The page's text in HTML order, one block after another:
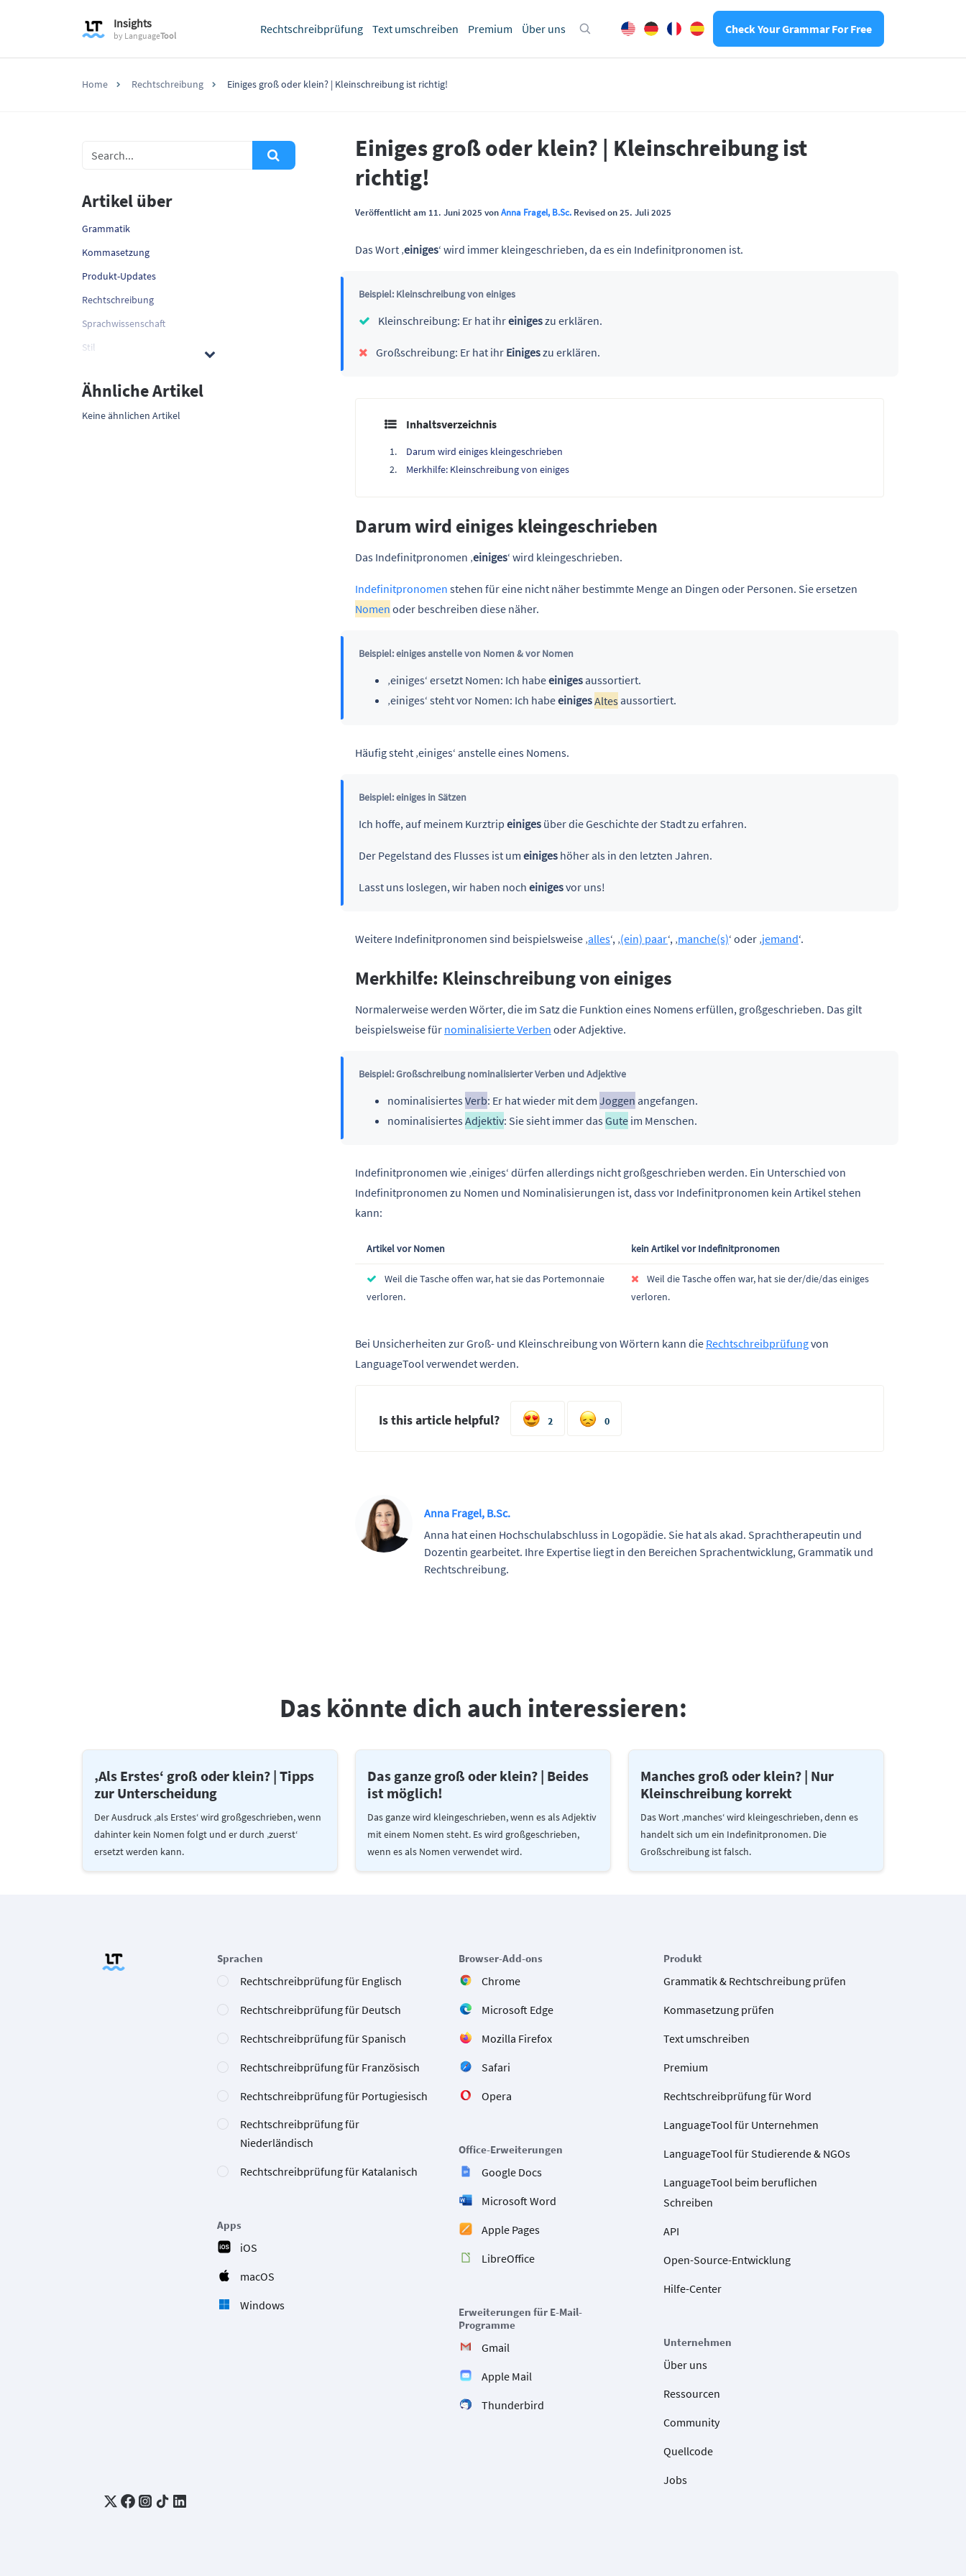
Insights
by LanguageTool Rechtschreibprüfung Text umschreiben Premium Über uns Check Your Grammar For Free
Home Rechtschreibung Einiges groß oder klein? | Kleinschreibung ist richtig!
Einiges groß oder klein? | Kleinschreibung ist
richtig!
Veröffentlicht am 11. Juni 2025 vonAnna Fragel, B.Sc. Revised on 25. Juli 2025
Das Wort ‚einiges‘ wird immer kleingeschrieben, da es ein Indefinitpronomen ist.
Beispiel: Kleinschreibung von einiges
Kleinschreibung: Er hat ihreinigeszu erklären.
Großschreibung: Er hat ihr Einigeszu erklären.
Inhaltsverzeichnis
Darum wird einiges kleingeschrieben
Merkhilfe: Kleinschreibung von einiges
Darum wird einiges kleingeschrieben
Das Indefinitpronomen ‚einiges‘ wird kleingeschrieben.
Indefinitpronomen stehen für eine nicht näher bestimmte Menge an Dingen oder Personen. Sie ersetzen
Nomen oder beschreiben diese näher.
Beispiel: einiges anstelle von Nomen & vor Nomen
‚einiges‘ ersetzt Nomen: Ich habeeinigesaussortiert.
‚einiges‘ steht vor Nomen: Ich habeeinigesAltes aussortiert.
Häufig steht ‚einiges‘ anstelle eines Nomens.
Beispiel: einiges in Sätzen
Ich hoffe, auf meinem Kurztrip einigesüber die Geschichte der Stadt zu erfahren.
Der Pegelstand des Flusses ist um einigeshöher als in den letzten Jahren.
Lasst uns loslegen, wir haben noch einigesvor uns!
Weitere Indefinitpronomen sind beispielsweise ‚alles‘, ‚(ein) paar‘, ‚manche(s)‘ oder ‚jemand‘.
Merkhilfe: Kleinschreibung von einiges
Normalerweise werden Wörter, die im Satz die Funktion eines Nomens erfüllen, großgeschrieben. Das gilt
beispielsweise für nominalisierte Verben oder Adjektive.
Beispiel: Großschreibung nominalisierter Verben und Adjektive
nominalisiertes Verb: Er hat wieder mit dem Joggen angefangen.
nominalisiertes Adjektiv: Sie sieht immer das Guteim Menschen.
Indefinitpronomen wie ‚einiges‘ dürfen allerdings nicht großgeschrieben werden. Ein Unterschied von
Indefinitpronomen zu Nomen und Nominalisierungen ist, dass vor Indefinitpronomen kein Artikel stehen
kann:
Artikel vor Nomen kein Artikel vor Indefinitpronomen
Weil die Tasche offen war, hat sie das Portemonnaie
verloren.
Weil die Tasche offen war, hat sie der/die/das einiges
verloren.
Bei Unsicherheiten zur Groß- und Kleinschreibung von Wörtern kann die Rechtschreibprüfungvon
LanguageTool verwendet werden.
Is this article helpful? 2 0
Anna Fragel, B.Sc.
Anna hat einen Hochschulabschluss in Logopädie. Sie hat als akad. Sprachtherapeutin und
Dozentin gearbeitet. Ihre Expertise liegt in den Bereichen Sprachentwicklung, Grammatik und
Rechtschreibung.
Artikel über
Grammatik
Kommasetzung
Produkt-Updates
Rechtschreibung
Sprachwissenschaft
Stil
Ähnliche Artikel
Keine ähnlichen Artikel
Das könnte dich auch interessieren:
‚Als Erstes‘ groß oder klein? | Tipps
zur Unterscheidung
Der Ausdruck ‚als Erstes‘ wird großgeschrieben, wenn
dahinter kein Nomen folgt und er durch ‚zuerst‘
ersetzt werden kann.
Das ganze groß oder klein? | Beides
ist möglich!
Das ganze wird kleingeschrieben, wenn es als Adjektiv
mit einem Nomen steht. Es wird großgeschrieben,
wenn es als Nomen verwendet wird.
Manches groß oder klein? | Nur
Kleinschreibung korrekt
Das Wort ‚manches‘ wird kleingeschrieben, denn es
handelt sich um ein Indefinitpronomen. Die
Großschreibung ist falsch.
Sprachen
Rechtschreibprüfung für Englisch
Rechtschreibprüfung für Deutsch
Rechtschreibprüfung für Spanisch
Rechtschreibprüfung für Französisch
Rechtschreibprüfung für Portugiesisch
Rechtschreibprüfung für
Niederländisch
Rechtschreibprüfung für Katalanisch
Apps
iOS
macOS
Windows
Browser-Add-ons
Chrome
Microsoft Edge
Mozilla Firefox
Safari
Opera
Office-Erweiterungen
Google Docs
Microsoft Word
Apple Pages
LibreOffice
Erweiterungen für E-Mail-
Programme
Gmail
Apple Mail
Thunderbird
Produkt
Grammatik & Rechtschreibung prüfen
Kommasetzung prüfen
Text umschreiben
Premium
Rechtschreibprüfung für Word
LanguageTool für Unternehmen
LanguageTool für Studierende & NGOs
LanguageTool beim beruflichen
Schreiben
API
Open-Source-Entwicklung
Hilfe-Center
Unternehmen
Über uns
Ressourcen
Community
Quellcode
Jobs